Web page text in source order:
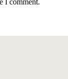
I comment.